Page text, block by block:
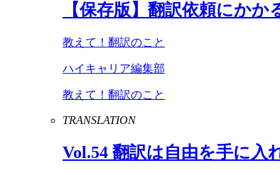
【保存版】翻訳依頼にか
教えて！翻訳のこと
ハイキャリア編集部
教えて！翻訳のこと
TRANSLATION
Vol.54 翻訳は自由を手に入